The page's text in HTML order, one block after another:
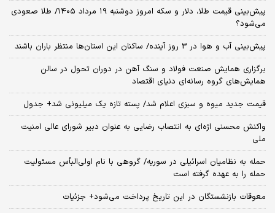
پیش‌بینی قیمت طلا، دلار و سکه امروز دوشنبه ۱۹ مرداد ۱۴۰۵/ طلا صعودی
می‌شود؟
پیش‌بینی آب و هوا در 3 روز آینده/ ساکنان این استان‌ها منتظر باران باشند
برگزاری همایش صنعت فولاد و سنگ آهن در دوران تحول در سالن
همایش‌های گروه رسانه‌ای دنیای اقتصاد
قیمت جدید میوه و سبزی اعلام شد/ پسته تازه یک میلیونی شد+ جدول
واکنش محسنی اژه‌ای به انتصاب رضایی به عنوان دبیر شورای عالی امنیت
ملی
حمله به نظامیان اسرائیلی در سوریه/ گروهی با نام اولی‌البأس مسئولیت
حمله را به عهده گرفته است
معوقات بازنشستگان در این تاریخ پرداخت می‌شود+ جزئیات